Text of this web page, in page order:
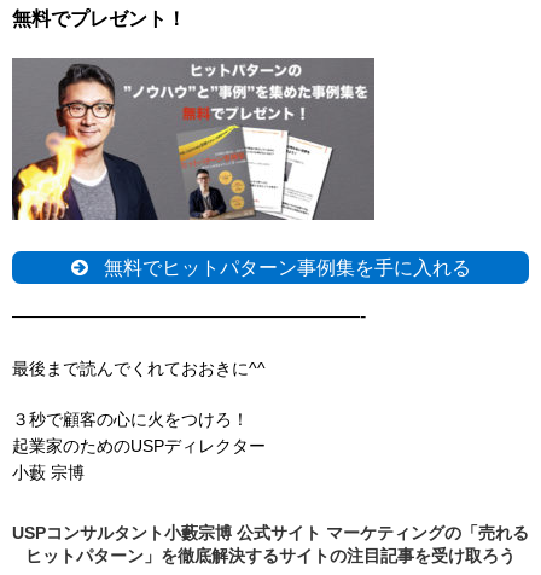
無料でプレゼント！
無料でヒットパターン事例集を手に入れる
——————————————————-
最後まで読んでくれておおきに^^
３秒で顧客の心に火をつけろ！
起業家のためのUSPディレクター
小藪 宗博
USPコンサルタント小藪宗博 公式サイト マーケティングの「売れる
ヒットパターン」を徹底解決するサイトの注目記事を受け取ろう